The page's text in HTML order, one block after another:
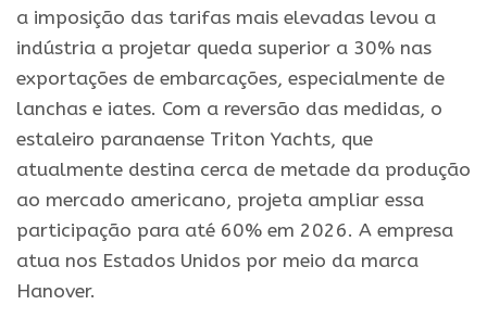
a imposição das tarifas mais elevadas levou a
indústria a projetar queda superior a 30% nas
exportações de embarcações, especialmente de
lanchas e iates. Com a reversão das medidas, o
estaleiro paranaense Triton Yachts, que
atualmente destina cerca de metade da produção
ao mercado americano, projeta ampliar essa
participação para até 60% em 2026. A empresa
atua nos Estados Unidos por meio da marca
Hanover.